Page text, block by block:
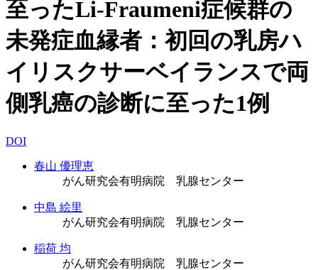
至ったLi-Fraumeni症候群の
未発症血縁者：初回の乳房ハ
イリスクサーベイランスで両
側乳癌の診断に至った1例
DOI
春山 優理恵
がん研究会有明病院 乳腺センター
中島 絵里
がん研究会有明病院 乳腺センター
稲荷 均
がん研究会有明病院 乳腺センター